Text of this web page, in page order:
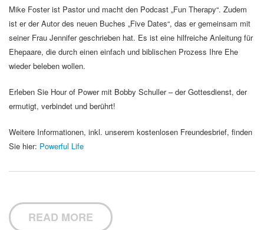
Mike Foster ist Pastor und macht den Podcast „Fun Therapy“. Zudem
ist er der Autor des neuen Buches „Five Dates“, das er gemeinsam mit
seiner Frau Jennifer geschrieben hat. Es ist eine hilfreiche Anleitung für
Ehepaare, die durch einen einfach und biblischen Prozess Ihre Ehe
wieder beleben wollen.
Erleben Sie Hour of Power mit Bobby Schuller – der Gottesdienst, der
ermutigt, verbindet und berührt!
Weitere Informationen, inkl. unserem kostenlosen Freundesbrief, finden
Sie hier: Powerful Life
READ MORE